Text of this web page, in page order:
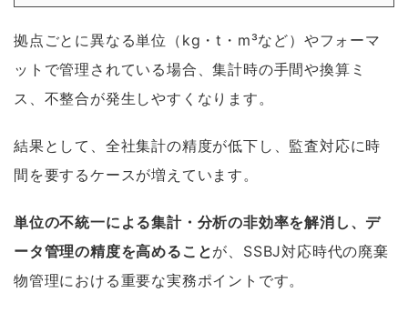
拠点ごとに異なる単位（kg・t・m³など）やフォーマ
ットで管理されている場合、集計時の手間や換算ミ
ス、不整合が発生しやすくなります。
結果として、全社集計の精度が低下し、監査対応に時
間を要するケースが増えています。
単位の不統一による集計・分析の非効率を解消し、デ
ータ管理の精度を高めることが、SSBJ対応時代の廃棄
物管理における重要な実務ポイントです。